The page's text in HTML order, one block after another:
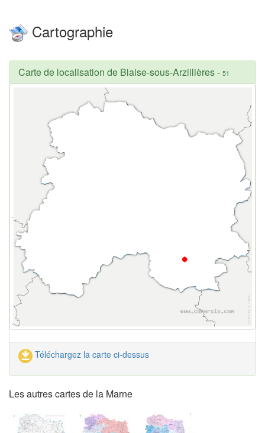
Cartographie
Carte de localisation de Blaise-sous-Arzillières- 51
Téléchargez la carte ci-dessus
Les autres cartes de la Marne